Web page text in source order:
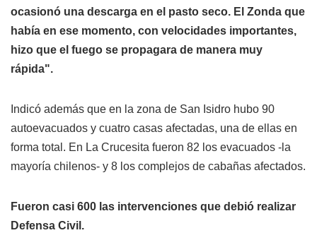
ocasionó una descarga en el pasto seco. El Zonda que
había en ese momento, con velocidades importantes,
hizo que el fuego se propagara de manera muy
rápida".
Indicó además que en la zona de San Isidro hubo 90
autoevacuados y cuatro casas afectadas, una de ellas en
forma total. En La Crucesita fueron 82 los evacuados -la
mayoría chilenos- y 8 los complejos de cabañas afectados.
Fueron casi 600 las intervenciones que debió realizar
Defensa Civil.